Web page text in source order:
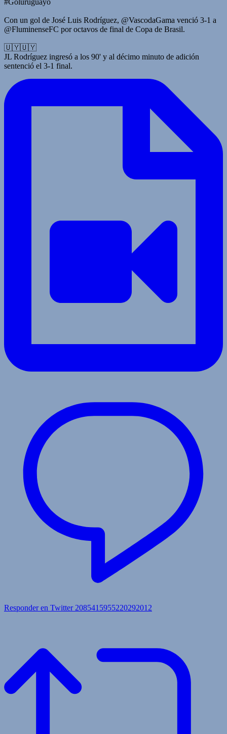
Con un gol de José Luis Rodríguez, @VascodaGama venció 3-1 a
@FluminenseFC por octavos de final de Copa de Brasil.
🇺🇾🇺🇾
JL Rodríguez ingresó a los 90' y al décimo minuto de adición
sentenció el 3-1 final.
Responder en Twitter 2085415955220292012